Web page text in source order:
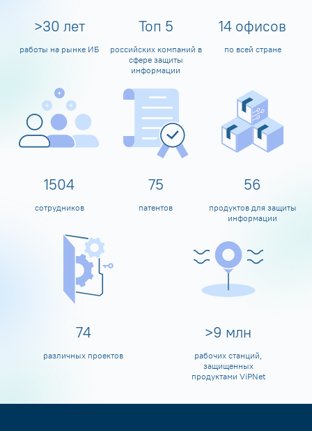
>30 лет
работы на рынке ИБ
Топ 5
российских компаний в
сфере защиты
информации
14 офисов
по всей стране
1599
сотрудников
80
патентов
60
продуктов для защиты
информации
80
различных проектов
>10 млн
рабочих станций,
защищенных
продуктами ViPNet